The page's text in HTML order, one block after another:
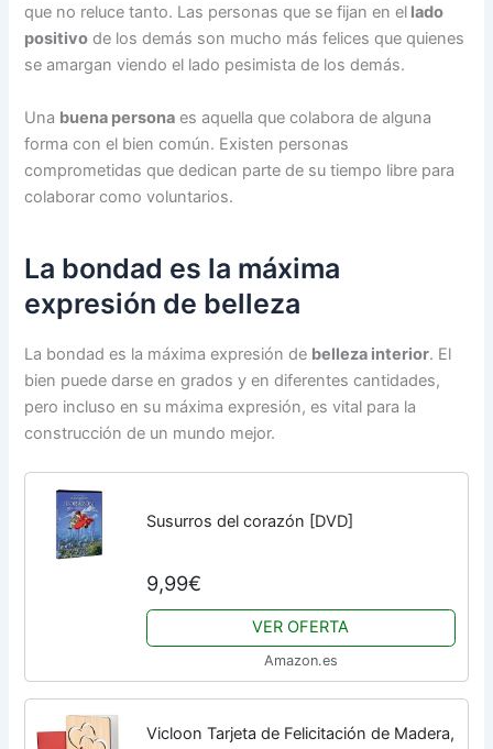
que no reluce tanto. Las personas que se fijan en el lado
positivo de los demás son mucho más felices que quienes
se amargan viendo el lado pesimista de los demás.
Una buena persona es aquella que colabora de alguna
forma con el bien común. Existen personas
comprometidas que dedican parte de su tiempo libre para
colaborar como voluntarios.
La bondad es la máxima
expresión de belleza
La bondad es la máxima expresión de belleza interior. El
bien puede darse en grados y en diferentes cantidades,
pero incluso en su máxima expresión, es vital para la
construcción de un mundo mejor.
Susurros del corazón [DVD]
9,99€
VER OFERTA
Amazon.es
Vicloon Tarjeta de Felicitación de Madera,